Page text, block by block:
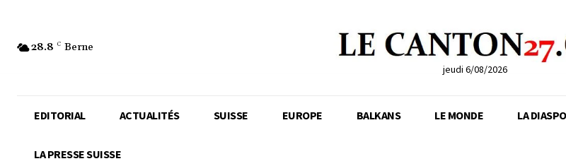
28.8 C Berne
jeudi 6/08/2026
EDITORIAL ACTUALITÉS SUISSE EUROPE BALKANS LE MONDE LA
LA PRESSE SUISSE